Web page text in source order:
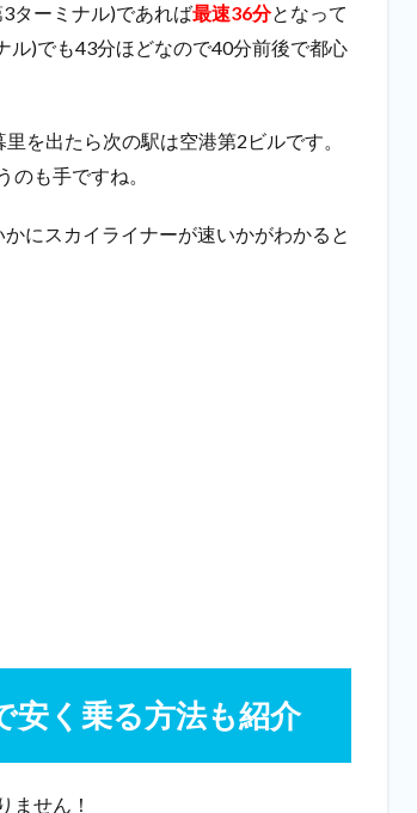
ターミナル)であれば最速36分となって
ル)でも43分ほどなので40分前後で都心
を出たら次の駅は空港第2ビルです。
も手ですね。
にスカイライナーが速いかがわかると
安く乗る方法も紹介
ません！